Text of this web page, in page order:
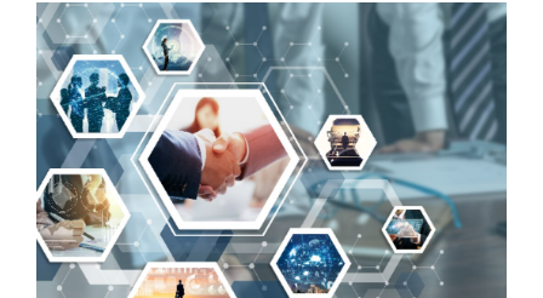
機能・サービス紹介
活用事例
料金・プラン
セミナー一覧